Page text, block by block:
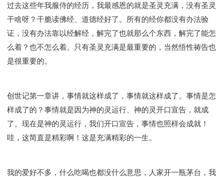
过去这些年我服侍的经历，我最感恩的就是圣灵充满，没有圣灵
干啥呀？干脆读佛经、道德经好了。所有的经你都没有办法验
证，没有办法靠以经解经，解完了也就那么个东西，解完了能怎
么着？也不怎么着。只有圣灵充满是最重要的，当然悟性祷告也
是很重要的。
创世记第一章讲，事情就这样成了，事情就这样成了。事情是怎
样成了的？事情就是因为神的灵运行、神的灵开口宣告，就成
了。现在是神的灵运行，我们开口宣告，事情也照样会成就！
哇，这简直是精彩啊！这是充满精彩的一生。
我的爱好不多，什么吃喝也都没什么意思，人家开一瓶茅台，我